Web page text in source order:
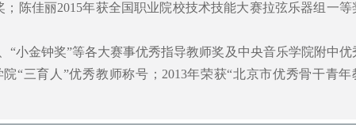
陈佳丽2015年获全国职业院校技术技能大赛拉弦乐器组一等
“小金钟奖”等各大赛事优秀指导教师奖及中央音乐学院附中优
“三育人”优秀教师称号；2013年荣获“北京市优秀骨干青年